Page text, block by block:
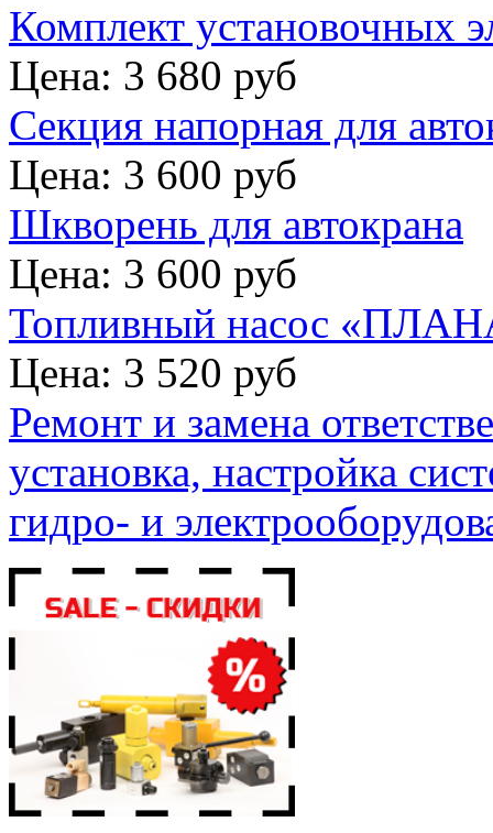
Комплект установочных
Цена: 3 680 руб
Секция напорная для
Цена: 3 600 руб
Шкворень для автокрана
Цена: 3 600 руб
Топливный насос
Цена: 3 520 руб
Ремонт и замена
установка, настройка
гидро- и